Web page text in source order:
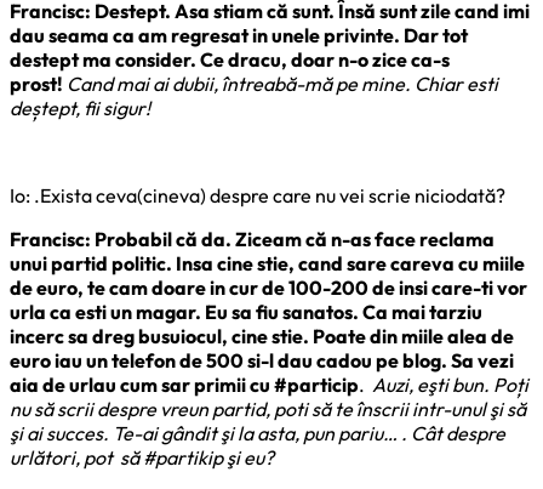
Francisc: Destept. Asa stiam că sunt. Însă sunt zile cand imi
dau seama ca am regresat in unele privinte. Dar tot
destept ma consider. Ce dracu, doar n-o zice ca-s
prost! Cand mai ai dubii, întreabă-mă pe mine. Chiar esti
deștept, fii sigur!
Io: .Exista ceva(cineva) despre care nu vei scrie niciodată?
Francisc: Probabil că da. Ziceam că n-as face reclama
unui partid politic. Insa cine stie, cand sare careva cu miile
de euro, te cam doare in cur de 100-200 de insi care-ti vor
urla ca esti un magar. Eu sa fiu sanatos. Ca mai tarziu
incerc sa dreg busuiocul, cine stie. Poate din miile alea de
euro iau un telefon de 500 si-l dau cadou pe blog. Sa vezi
aia de urlau cum sar primii cu #particip. Auzi, eşti bun. Poți
nu să scrii despre vreun partid, poti să te înscrii intr-unul şi să
şi ai succes. Te-ai gândit şi la asta, pun pariu… . Cât despre
urlători, pot să #partikip şi eu?